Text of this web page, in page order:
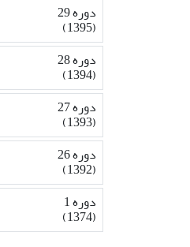
دوره 29
(1395)
دوره 28
(1394)
دوره 27
(1393)
دوره 26
(1392)
دوره 1
(1374)